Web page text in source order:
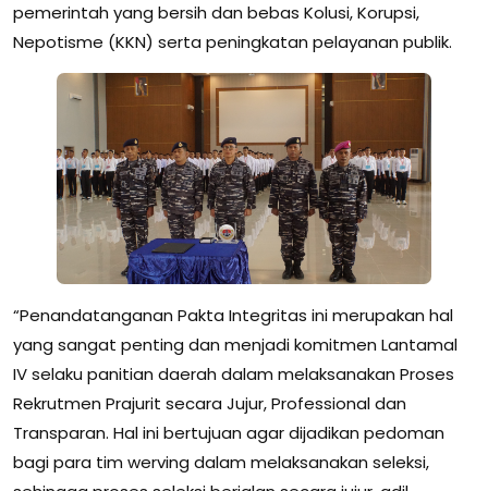
pemerintah yang bersih dan bebas Kolusi, Korupsi,
Nepotisme (KKN) serta peningkatan pelayanan publik.
“Penandatanganan Pakta Integritas ini merupakan hal
yang sangat penting dan menjadi komitmen Lantamal
IV selaku panitian daerah dalam melaksanakan Proses
Rekrutmen Prajurit secara Jujur, Professional dan
Transparan. Hal ini bertujuan agar dijadikan pedoman
bagi para tim werving dalam melaksanakan seleksi,